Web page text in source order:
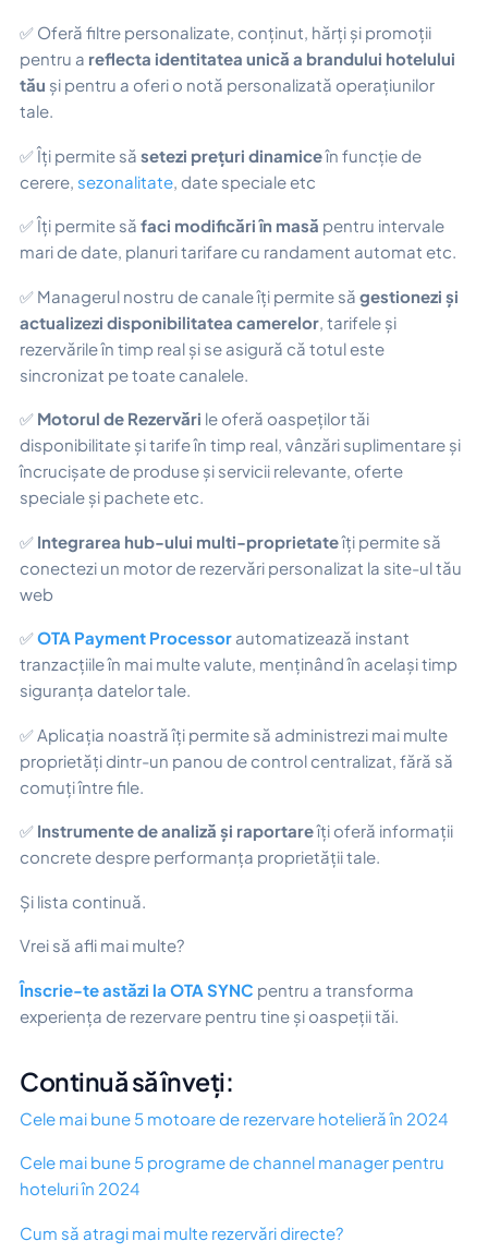
✅ Oferă filtre personalizate, conținut, hărți și promoții
pentru a reflecta identitatea unică a brandului hotelului
tău și pentru a oferi o notă personalizată operațiunilor
tale.
✅ Îți permite să setezi prețuri dinamiceîn funcție de
cerere, sezonalitate, date speciale etc
✅ Îți permite să faci modificări în masă pentru intervale
mari de date, planuri tarifare cu randament automat etc.
✅ Managerul nostru de canale îți permite să gestionezi și
actualizezi disponibilitatea camerelor, tarifele și
rezervările în timp real și se asigură că totul este
sincronizat pe toate canalele.
✅ Motorul de Rezervări le oferă oaspeților tăi
disponibilitate și tarife în timp real, vânzări suplimentare și
încrucișate de produse și servicii relevante, oferte
speciale și pachete etc.
✅ Integrarea hub-ului multi-proprietateîți permite să
conectezi un motor de rezervări personalizat la site-ul tău
web
✅OTA Payment Processor automatizează instant
tranzacțiile în mai multe valute, menținând în același timp
siguranța datelor tale.
✅ Aplicația noastră îți permite să administrezi mai multe
proprietăți dintr-un panou de control centralizat, fără să
comuți între file.
✅ Instrumente de analiză și raportareîți oferă informații
concrete despre performanța proprietății tale.
Și lista continuă.
Vrei să afli mai multe?
Înscrie-te astăzi la OTA SYNC pentru a transforma
experiența de rezervare pentru tine și oaspeții tăi.
Continuă să înveți:
Cele mai bune 5 motoare de rezervare hotelieră în 2024
Cele mai bune 5 programe de channel manager pentru
hoteluri în 2024
Cum să atragi mai multe rezervări directe?